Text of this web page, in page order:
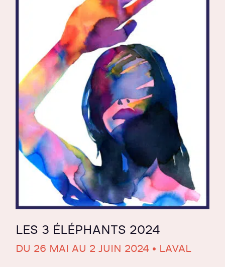
LES 3 ÉLÉPHANTS 2024
DU 26 MAI AU 2 JUIN 2024 • LAVAL